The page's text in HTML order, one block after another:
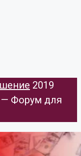
​ 2019
— Форум для